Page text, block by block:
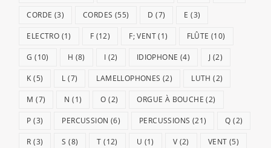
CORDE (3) CORDES (55) D (7) E (3)
ELECTRO (1) F (12) F; VENT(1) FLÛTE (10)
G (10) H (8) I (2) IDIOPHONE (4) J (2)
K (5) L (7) LAMELLOPHONES (2) LUTH (2)
M (7) N (1) O (2) ORGUE À BOUCHE (2)
P (3) PERCUSSION (6) PERCUSSIONS (21) Q (2)
R (3) S (8) T (12) U (1) V (2) VENT (5)